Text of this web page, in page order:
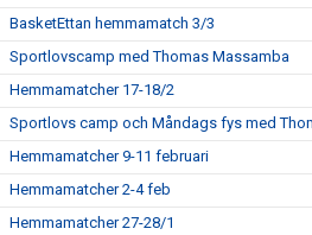
BasketEttan hemmamatch 3/3
Sportlovscamp med Thomas Massamba
Hemmamatcher 17-18/2
Sportlovs camp och Måndags fys med
Hemmamatcher 9-11 februari
Hemmamatcher 2-4 feb
Hemmamatcher 27-28/1